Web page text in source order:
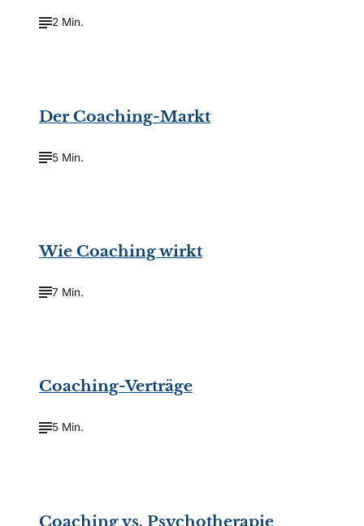
2 Min.
Der Coaching-Markt
5 Min.
Wie Coaching wirkt
7 Min.
Coaching-Verträge
5 Min.
Coaching vs. Psychotherapie